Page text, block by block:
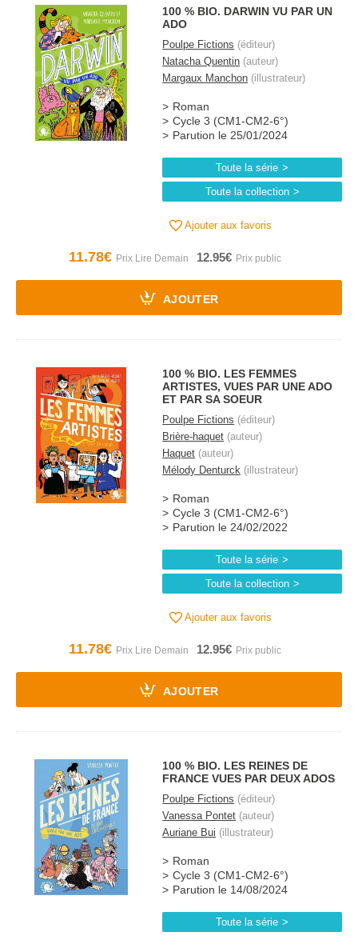
100 % BIO. DARWIN VU PAR UN
ADO
Poulpe Fictions (éditeur)
Natacha Quentin (auteur)
Margaux Manchon (illustrateur)
Roman
Cycle 3 (CM1-CM2-6°)
Parution le 25/01/2024
Toute la série
Toute la collection
Ajouter aux favoris
11.78€ 12.95€
AJOUTER
100 % BIO. LES FEMMES
ARTISTES, VUES PAR UNE ADO
ET PAR SA SOEUR
Poulpe Fictions (éditeur)
Brière-haquet (auteur)
Haquet (auteur)
Mélody Denturck (illustrateur)
Roman
Cycle 3 (CM1-CM2-6°)
Parution le 24/02/2022
Toute la série
Toute la collection
Ajouter aux favoris
11.78€ 12.95€
AJOUTER
100 % BIO. LES REINES DE
FRANCE VUES PAR DEUX ADOS
Poulpe Fictions (éditeur)
Vanessa Pontet (auteur)
Auriane Bui (illustrateur)
Roman
Cycle 3 (CM1-CM2-6°)
Parution le 14/08/2024
Toute la série